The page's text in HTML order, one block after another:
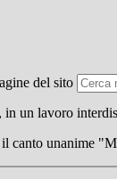
del sito
un lavoro
canto unanime